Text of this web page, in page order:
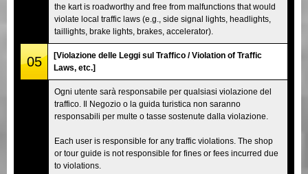
the kart is roadworthy and free from malfunctions that would
violate local traffic laws (e.g., side signal lights, headlights,
taillights, brake lights, brakes, accelerator).
05
[Violazione delle Leggi sul Traffico / Violation of Traffic
Laws, etc.]
Ogni utente sarà responsabile per qualsiasi violazione del
traffico. Il Negozio o la guida turistica non saranno
responsabili per multe o tasse sostenute dalla violazione.
Each user is responsible for any traffic violations. The shop
or tour guide is not responsible for fines or fees incurred due
to violations.